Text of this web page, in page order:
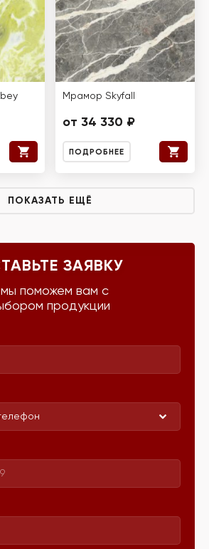
Мрамор Skyfall
от 34 330 ₽
ПОДРОБНЕЕ
ПОКАЗАТЬ ЕЩЁ
ЗАЯВКУ
поможем вам с
продукции